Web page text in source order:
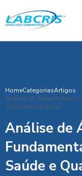
HomeCategoriasArtigos
Análise de Água Potável:
Qualidade de Vida
Análise de
Saúde e